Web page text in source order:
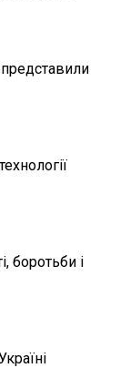
боротьби і